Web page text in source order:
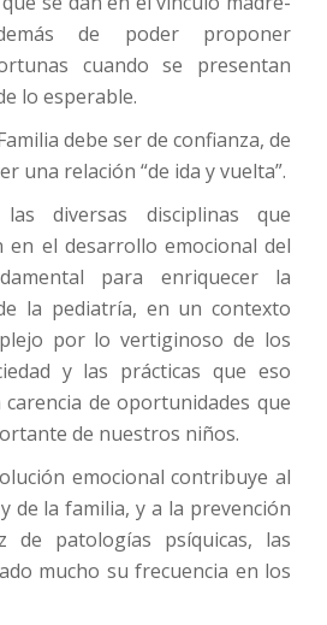
de poder proponer
cuando se presentan
lo esperable.
debe ser de confianza, de
una relación “de ida y vuelta”.
diversas disciplinas que
en el desarrollo emocional del
para enriquecer la
la pediatría, en un contexto
por lo vertiginoso de los
y las prácticas que eso
de oportunidades que
de nuestros niños.
emocional contribuye al
de la familia, y a la prevención
de patologías psíquicas, las
mucho su frecuencia en los